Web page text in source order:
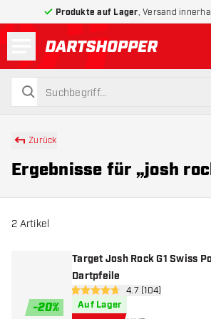
Produkte auf Lager , Versand
zurück zur Startseite
suchen
suchen
Zurück
Ergebnisse für „josh
2 Artikel
-20%
Target Josh Rock G1 Swiss
Dartpfeile
4.7 Bewertungssterne
4.7 (104)
Auf Lager